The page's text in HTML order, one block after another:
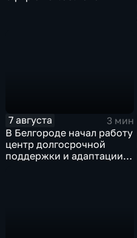
7 августа
3 мин
В Белгороде начал работу
центр долгосрочной
поддержки и адаптации